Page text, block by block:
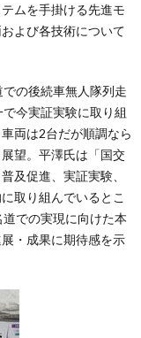
ムを手掛ける先進モ
よび各技術について
の後続車無人隊列走
今実証実験に取り組
両は2台だが順調なら
望。平澤氏は「国交
及促進、実証実験、
取り組んでいるとこ
での実現に向けた本
・成果に期待感を示